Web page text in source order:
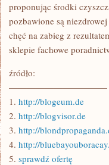
proponując środki
pozbawione są
chęć na zabieg z
sklepie fachowe
źródło:
———————————
1. http://blogeum.de
2. http://blogvisor.de
3. http://
4. http://
5. sprawdź ofertę